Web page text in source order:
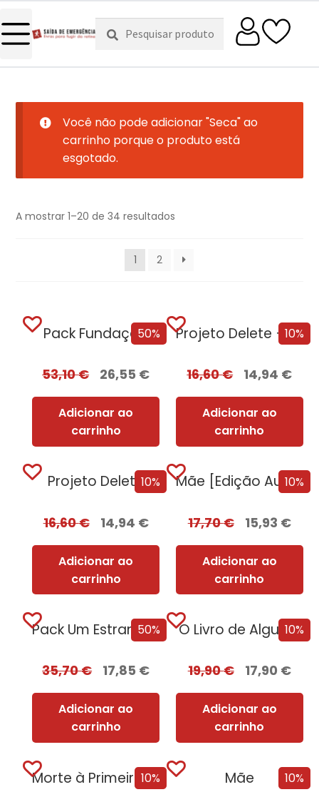
Pesquisar
por:
Pesquisa
Você não pode adicionar "Seca" ao
carrinho porque o produto está
esgotado.
A mostrar 1–20 de 34 resultados
1 2
50%
Pack Fundação
53,10€ 26,55 €
Adicionar ao
carrinho
10%
Projeto Delete + Oferta Nemesis
16,60€ 14,94 €
Adicionar ao
carrinho
10%
Projeto Delete
16,60€ 14,94 €
Adicionar ao
carrinho
10%
Mãe [Edição Autografada]
17,70€ 15,93 €
Adicionar ao
carrinho
50%
Pack Um Estranho Numa Terra Estranha
35,70€ 17,85 €
Adicionar ao
carrinho
10%
O Livro de Algures
19,90€ 17,90 €
Adicionar ao
carrinho
10%
Morte à Primeira Vista 10%
Mãe